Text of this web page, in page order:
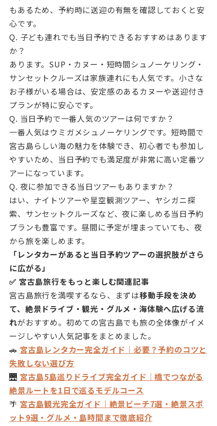
もあるため、予約時に送迎の有無を確認しておくと安
心です。
Q. 子ども連れでも当日予約できるおすすめはあります
か？
あります。SUP・カヌー・短時間シュノーケリング・
サンセットクルーズは家族連れにも人気です。小さな
お子様がいる場合は、安定感のあるカヌーや送迎付き
プランが特に安心です。
Q. 当日予約で一番人気のツアーは何ですか？
一番人気はウミガメシュノーケリングです。短時間で
宮古島らしい海の魅力を体験でき、初心者でも参加し
やすいため、当日予約でも満足度が非常に高い定番ツ
アーになっています。
Q. 夜に参加できる当日ツアーもありますか？
はい、ナイトツアーや星空観測ツアー、ヤシガニ探
索、サンセットクルーズなど、夜に楽しめる当日予約
プランも豊富です。昼間に予定が埋まっていても、夜
から旅を楽しめます。
「レンタカーがあると当日予約ツアーの選択肢がさら
に広がる」
✅ 宮古島旅行をもっと楽しむ関連記事
宮古島旅行を満喫するなら、まずは移動手段を決め
て、絶景ドライブ・観光・グルメ・海体験へ広げる流
れがおすすめ。初めての宮古島でも旅の全体像がイメ
ージしやすい人気記事をまとめました。
🚗 宮古島レンタカー完全ガイド｜必要？予約のコツと
失敗しない選び方
🌉 宮古島5島巡りドライブ完全ガイド｜橋でつながる
絶景ルートを1日で巡るモデルコース
🌴 宮古島観光完全ガイド｜絶景ビーチ7選・絶景スポ
ット9選・グルメ・島時間まで徹底紹介